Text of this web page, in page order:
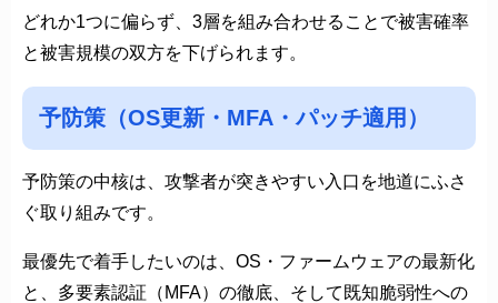
どれか1つに偏らず、3層を組み合わせることで被害確率
と被害規模の双方を下げられます。
予防策（OS更新・MFA・パッチ適用）
予防策の中核は、攻撃者が突きやすい入口を地道にふさ
ぐ取り組みです。
最優先で着手したいのは、OS・ファームウェアの最新化
と、多要素認証（MFA）の徹底、そして既知脆弱性への